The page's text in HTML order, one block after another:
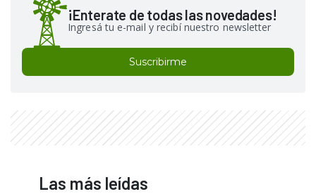
¡Enterate de todas las novedades!
Ingresá tu e-mail y recibí nuestro newsletter
Suscribirme
Las más leídas